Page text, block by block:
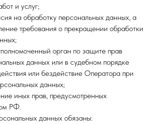
и услуг;
на обработку персональных данных, а
требования о прекращении обработки
орган по защите прав
данных или в судебном порядке
или бездействие Оператора при
данных;
иных прав, предусмотренных
РФ.
данных обязаны: